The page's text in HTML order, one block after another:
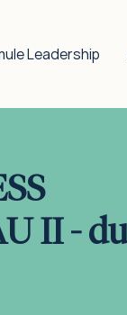
Leadership
II -